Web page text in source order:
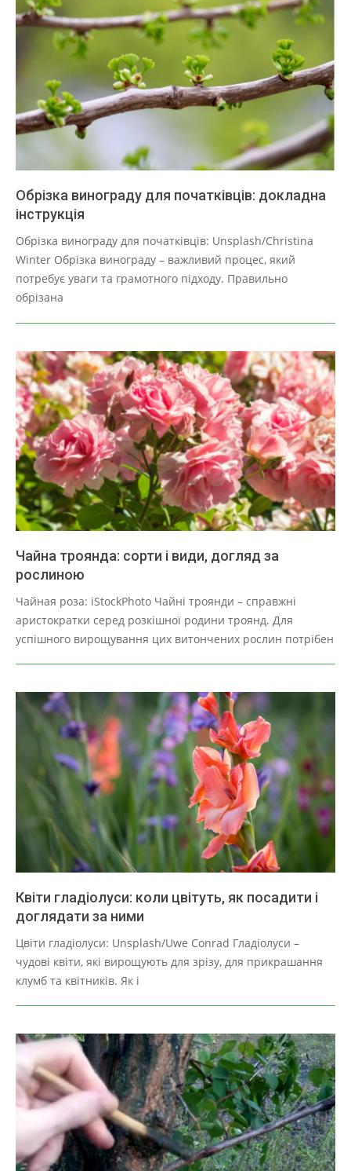
Обрізка винограду для початківців: докладна
інструкція
Обрізка винограду для початківців: Unsplash/Christina
Winter Обрізка винограду – важливий процес, який
потребує уваги та грамотного підходу. Правильно
обрізана
Чайна троянда: сорти і види, догляд за
рослиною
28
Чайная роза: iStockPhoto Чайні троянди – справжні
аристократки серед розкішної родини троянд. Для
успішного вирощування цих витончених рослин потрібен
Квіти гладіолуси: коли цвітуть, як посадити і
доглядати за ними
03-
28
Цвіти гладіолуси: Unsplash/Uwe Conrad Гладіолуси –
чудові квіти, які вирощують для зрізу, для прикрашання
клумб та квітників. Як і